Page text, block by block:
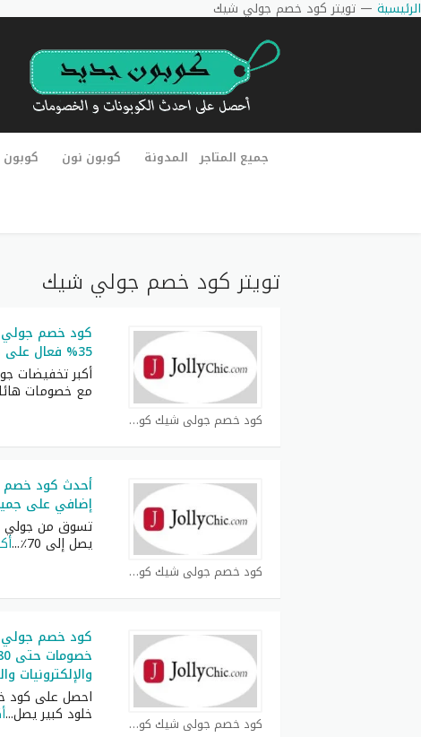
الرئيسية — تويتر كود خصم جولي شيك
جميع المتاجر المدونة كوبون نون
تويتر كود خصم جولي شيك
كود خصم جولي شيك كوبون
35% فعال على كل الطلبيات
أكبر تخفيضات
مع خصومات
كود خصم جولي شيك كوبون
أحدث كود
إضافي على
تسوق من
يصل إلى 70٪ ...
كود خصم جولي شيك كوبون
كود خصم جولي
والإلكترونيات
احصل على كود
خلود كبير يصل...